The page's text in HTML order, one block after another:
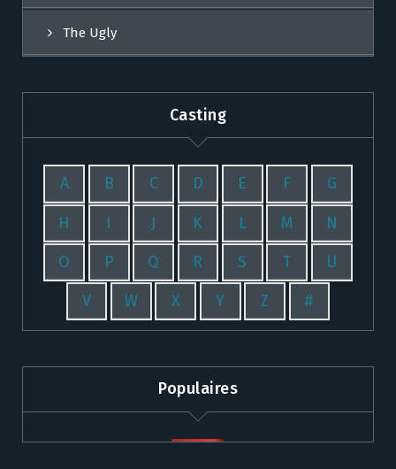
The Ugly
Casting
A B C D E F G
H I J K L M N
O P Q R S T U
V W X Y Z #
Populaires